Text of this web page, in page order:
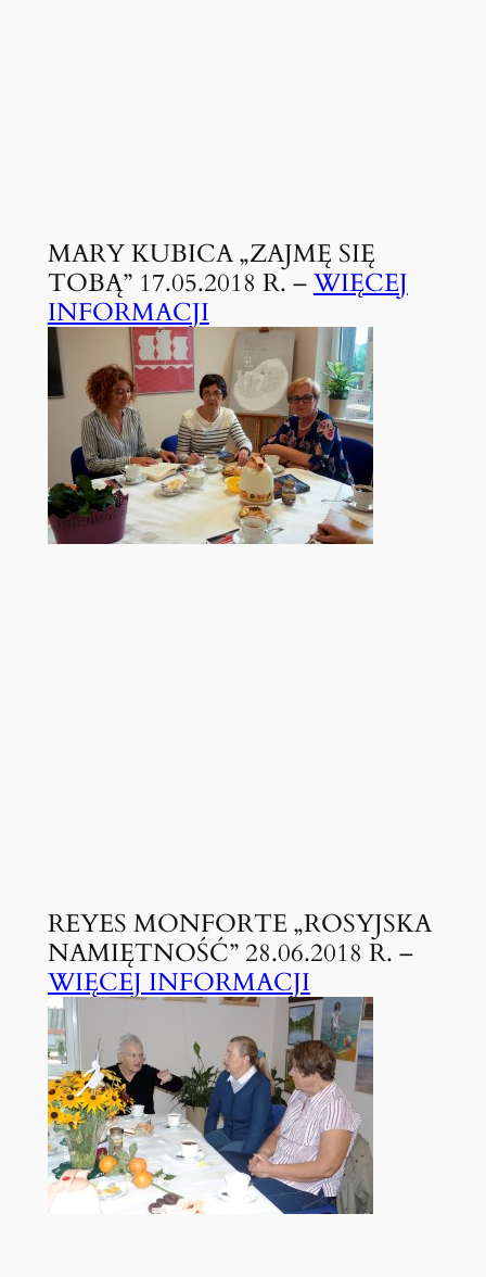
MARY KUBICA „ZAJMĘ SIĘ
TOBĄ” 17.05.2018 R. –WIĘCEJ
INFORMACJI
REYES MONFORTE „ROSYJSKA
NAMIĘTNOŚĆ” 28.06.2018 R. –
WIĘCEJ INFORMACJI